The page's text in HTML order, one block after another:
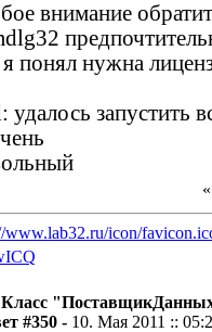
внимание
я понял нужна
удалось запустить
www.lab32.ru/icon/
ICQ
#350 - 10. Мая 2011 ::